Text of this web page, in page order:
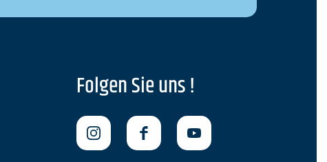
Folgen Sie uns !